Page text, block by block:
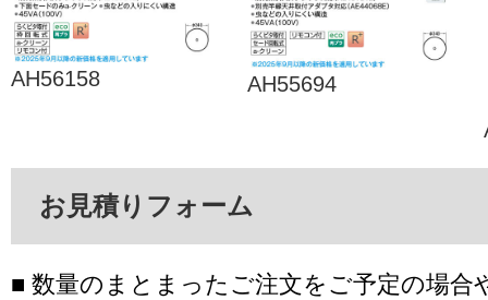
AH56158
AH55694
お見積りフォーム
■ 数量のまとまったご注文をご予定の場合